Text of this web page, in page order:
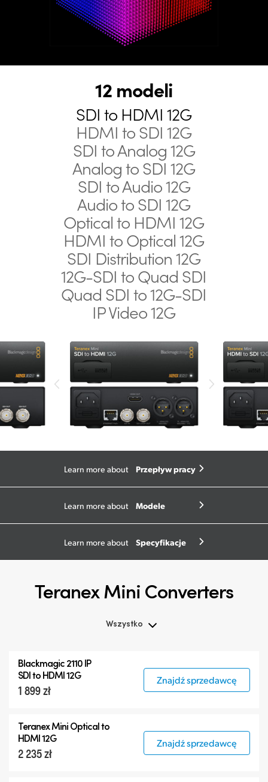
12 modeli
SDI to HDMI 12G
HDMI to SDI 12G
SDI to Analog 12G
Analog to SDI 12G
SDI to Audio 12G
Audio to SDI 12G
Optical to HDMI 12G
HDMI to Optical 12G
SDI Distribution 12G
12G-SDI to Quad SDI
Quad SDI to 12G-SDI
IP Video 12G
Learn more about Przepływ pracy
Learn more about Modele
Learn more about Specyfikacje
Teranex Mini Converters
Wszystko
Teranex Mini
Teranex Mini Optical Fiber
Blackmagic 2110 IP
SDI to HDMI 12G
1 899 zł
Znajdź sprzedawcę
Teranex Mini Optical to
HDMI 12G
2 235 zł
Znajdź sprzedawcę